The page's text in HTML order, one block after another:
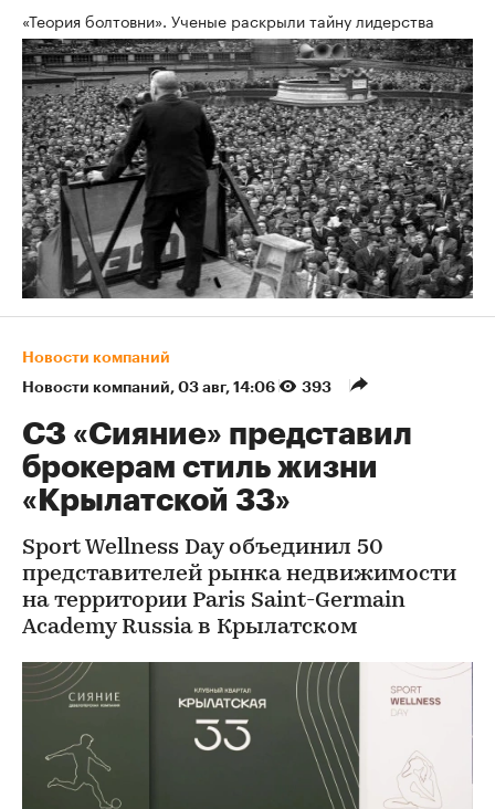
«Теория болтовни». Ученые раскрыли тайну лидерства
Новости компаний
Новости компаний⁠, 03 авг, 14:06 393
СЗ «Сияние» представил
брокерам стиль жизни
«Крылатской 33»
Sport Wellness Day объединил 50
представителей рынка недвижимости
на территории Paris Saint-Germain
Academy Russia в Крылатском